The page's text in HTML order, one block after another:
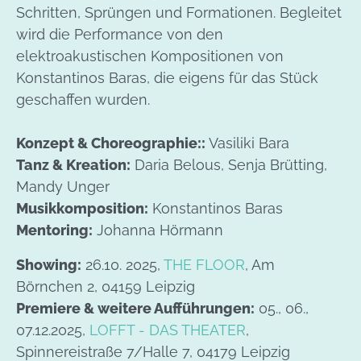
Schritten, Sprüngen und Formationen. Begleitet
wird die Performance von den
elektroakustischen Kompositionen von
Konstantinos Baras, die eigens für das Stück
geschaffen wurden.
Konzept & Choreographie:: Vasiliki Bara
Tanz & Kreation: Daria Belous, Senja Brütting,
Mandy Unger
Musikkomposition: Konstantinos Baras
Mentoring: Johanna Hörmann
Showing: 26.10. 2025, THE FLOOR, Am
Börnchen 2, 04159 Leipzig
Premiere & weitere Aufführungen: 05., 06.,
07.12.2025, LOFFT - DAS THEATER,
Spinnereistraße 7/Halle 7, 04179 Leipzig